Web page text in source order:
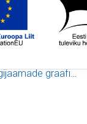
graafikud